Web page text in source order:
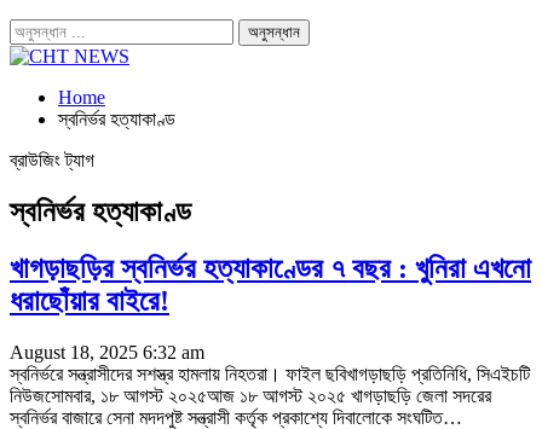
Home
স্বনির্ভর হত্যাকাণ্ড
ব্রাউজিং ট্যাগ
স্বনির্ভর হত্যাকাণ্ড
খাগড়াছড়ির স্বনির্ভর হত্যাকাণ্ডের ৭ বছর : খুনিরা এখনো
ধরাছোঁয়ার বাইরে!
August 18, 2025 6:32 am
স্বনির্ভরে সন্ত্রাসীদের সশস্ত্র হামলায় নিহতরা। ফাইল ছবিখাগড়াছড়ি প্রতিনিধি, সিএইচটি
নিউজসোমবার, ১৮ আগস্ট ২০২৫আজ ১৮ আগস্ট ২০২৫ খাগড়াছড়ি জেলা সদরের
স্বনির্ভর বাজারে সেনা মদদপুষ্ট সন্ত্রাসী কর্তৃক প্রকাশ্যে দিবালোকে সংঘটিত…